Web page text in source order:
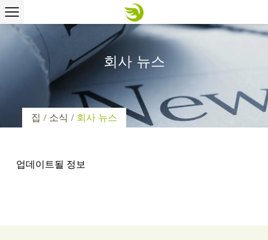
회사 뉴스
집 / 소식 / 회사 뉴스
업데이트될 정보